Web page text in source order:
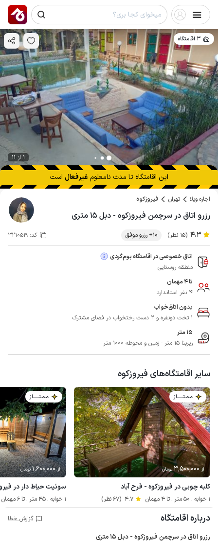
3 اقامتگاه
1 از 11
این اقامتگاه تا مدت نامعلوم غیرفعال است
اجاره ویلا تهران فیروزکوه
رزرو اتاق در سرچمن فیروزکوه - دبل ۱۵ متری
4.3 (15 نظر) 10+ رزرو موفق کد: 3210519
اتاق خصوصی در اقامتگاه بوم‌گردی
منطقه روستایی
تا 4 مهمان
4 نفر استاندارد
بدون اتاق‌خواب
1 تخت دونفره و 2 دست رختخواب در فضای مشترک
15 متر
زیربنا 15 متر - زمین و محوطه 1000 متر
سایر اقامتگاه‌های فیروزکوه
مـمـتــــــاز
از 3٬500٬000تومان
کلبه چوبی در فیروزکوه - فرح آباد
1 خوابه . 50 متر . تا 4 مهمان 4.7 (67 نظر)
مـمـتــــــاز
از 1٬600٬000تومان
سوئیت حیاط دار در
1 خوابه . 45 متر . تا 6 مهمان
درباره اقامتگاه گزارش خطا
رزرو اتاق در سرچمن فیروزکوه - دبل 15 متری